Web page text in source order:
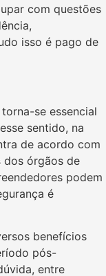
com questões
isso é pago de
se essencial
sentido, na
de acordo com
órgãos de
podem
é
benefícios
pós-
entre